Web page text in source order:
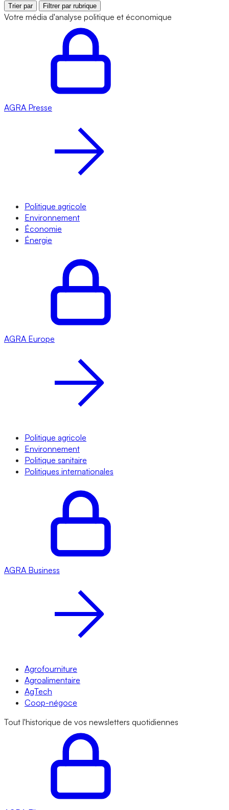
Trier par Filtrer par rubrique
Votre média d'analyse politique et économique
AGRA Presse
Politique agricole
Environnement
Économie
Énergie
AGRA Europe
Politique agricole
Environnement
Politique sanitaire
Politiques internationales
AGRA Business
Agrofourniture
Agroalimentaire
AgTech
Coop-négoce
Tout l'historique de vos newsletters quotidiennes